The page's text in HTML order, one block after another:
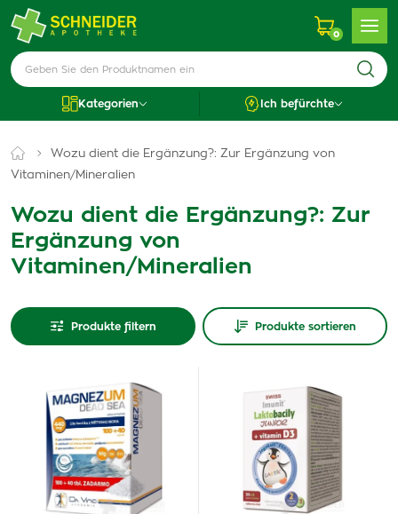
0
Kategorien Ich befürchte
Wozu dient die Ergänzung?: Zur Ergänzung von
Vitaminen/Mineralien
Wozu dient die Ergänzung?: Zur
Ergänzung von
Vitaminen/Mineralien
Produkte filtern Produkte sortieren